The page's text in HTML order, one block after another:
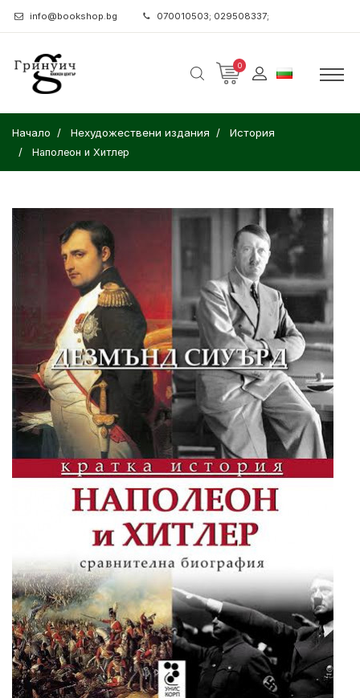
info@bookshop.bg 070010503; 029508337;
0
Начало Нехудожествени издания История
Наполеон и Хитлер